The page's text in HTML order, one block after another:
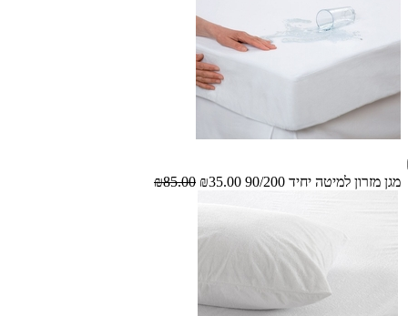
מגן מזרון למיטה יחיד 90/200 ₪35.00
₪85.00